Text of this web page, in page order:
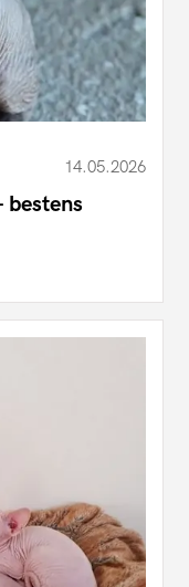
14.05.2026
bestens